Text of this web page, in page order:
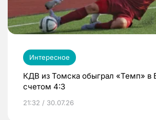
Интересное
КДВ из Томска обыграл «Темп» в
счетом 4:3
21:32 / 30.07.26